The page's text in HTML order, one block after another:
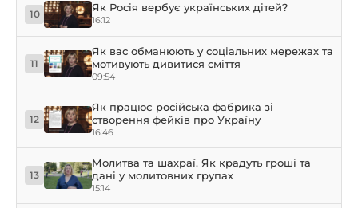
10 Як Росія вербує українських дітей?
16:12
11
Як вас обманюють у соціальних мережах та
мотивують дивитися сміття
09:54
12
Як працює російська фабрика зі
створення фейків про Україну
16:46
13
Молитва та шахраї. Як крадуть гроші та
дані у молитовних групах
15:14